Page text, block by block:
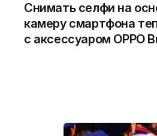
Снимать селфи на
камеру смартфона
с аксессуаром OPPO